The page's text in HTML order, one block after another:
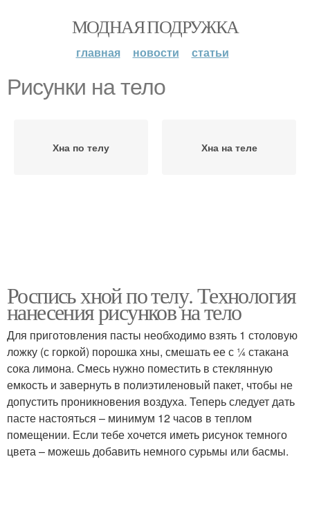
МОДНАЯ ПОДРУЖКА
главная новости статьи
Рисунки на тело
Хна по телу Хна на теле
Роспись хной по телу. Технология
нанесения рисунков на тело
Для приготовления пасты необходимо взять 1 столовую
ложку (с горкой) порошка хны, смешать ее с ¼ стакана
сока лимона. Смесь нужно поместить в стеклянную
емкость и завернуть в полиэтиленовый пакет, чтобы не
допустить проникновения воздуха. Теперь следует дать
пасте настояться – минимум 12 часов в теплом
помещении. Если тебе хочется иметь рисунок темного
цвета – можешь добавить немного сурьмы или басмы.